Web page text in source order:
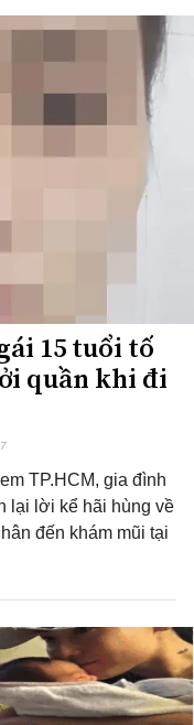
15 tuổi tố
quần khi đi
TP.HCM, gia đình
lại lời kể hãi hùng về
đến khám mũi tại